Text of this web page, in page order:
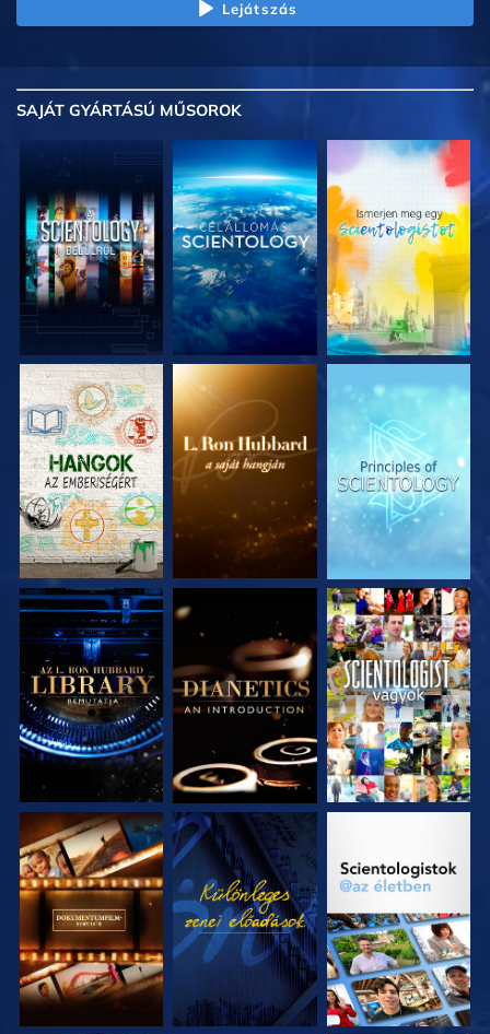
Lejátszás
SAJÁT GYÁRTÁSÚ MŰSOROK
A SOROZAT
RÉSZEI
A SOROZAT
RÉSZEI
A SOROZAT
RÉSZEI
A SOROZAT
RÉSZEI
A SOROZAT
RÉSZEI
MŰSORNÉZÉS
A SOROZAT
RÉSZEI
MŰSORNÉZÉS
A SOROZAT